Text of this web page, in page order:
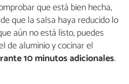
que está bien hecha,
que la salsa haya reducido lo
aún no está listo, puedes
de aluminio y cocinar el
10 minutos adicionales.